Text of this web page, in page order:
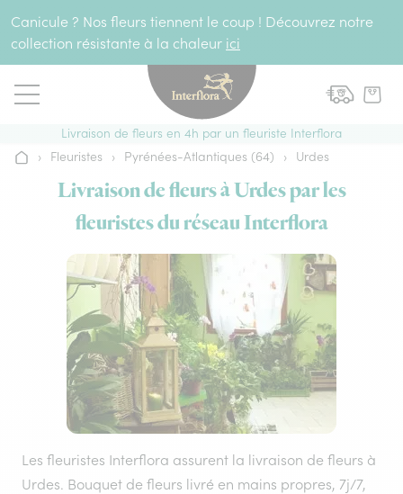
Canicule ? Nos fleurs tiennent le coup ! Découvrez notre
collection résistante à la chaleur ici
Livraison de fleurs en 4h par un fleuriste Interflora
Accueil
› Fleuristes › Pyrénées-Atlantiques (64) › Urdes
Livraison de fleurs à Urdes par les
fleuristes du réseau Interflora
Les fleuristes Interflora assurent la livraison de fleurs à
Urdes. Bouquet de fleurs livré en mains propres, 7j/7,